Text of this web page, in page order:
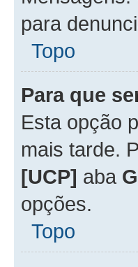
para
Topo
Para que
Esta opção
mais tarde.
[UCP] aba
opções.
Topo